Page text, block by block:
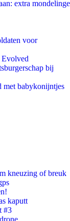
extra mondelinge
voor
Evolved
bij
met babykonijntjes
kneuzing of breuk
kaputt
#3